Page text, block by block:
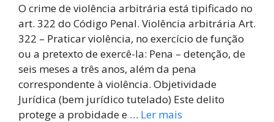
O crime de violência arbitrária está tipificado no
art. 322 do Código Penal. Violência arbitrária Art.
322 – Praticar violência, no exercício de função
ou a pretexto de exercê-la: Pena – detenção, de
seis meses a três anos, além da pena
correspondente à violência. Objetividade
Jurídica (bem jurídico tutelado) Este delito
protege a probidade e … Ler mais